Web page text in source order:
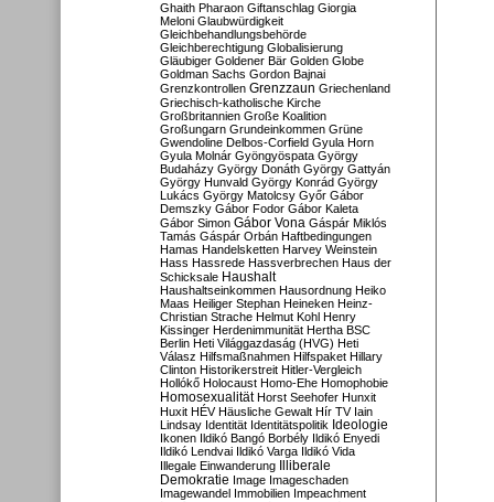
Ghaith Pharaon Giftanschlag Giorgia
Meloni Glaubwürdigkeit
Gleichbehandlungsbehörde
Gleichberechtigung Globalisierung
Gläubiger Goldener Bär Golden Globe
Goldman Sachs Gordon Bajnai
Grenzkontrollen Grenzzaun Griechenland
Griechisch-katholische Kirche
Großbritannien Große Koalition
Großungarn Grundeinkommen Grüne
Gwendoline Delbos-Corfield Gyula Horn
Gyula Molnár Gyöngyöspata György
Budaházy György Donáth György Gattyán
György Hunvald György Konrád György
Lukács György Matolcsy Győr Gábor
Demszky Gábor Fodor Gábor Kaleta
Gábor Simon Gábor Vona Gáspár Miklós
Tamás Gáspár Orbán Haftbedingungen
Hamas Handelsketten Harvey Weinstein
Hass Hassrede Hassverbrechen Haus der
Schicksale Haushalt
Haushaltseinkommen Hausordnung Heiko
Maas Heiliger Stephan Heineken Heinz-
Christian Strache Helmut Kohl Henry
Kissinger Herdenimmunität Hertha BSC
Berlin Heti Világgazdaság (HVG) Heti
Válasz Hilfsmaßnahmen Hilfspaket Hillary
Clinton Historikerstreit Hitler-Vergleich
Hollókő Holocaust Homo-Ehe Homophobie
Homosexualität Horst Seehofer Hunxit
Huxit HÉV Häusliche Gewalt Hír TV Iain
Lindsay Identität Identitätspolitik Ideologie
Ikonen Ildikó Bangó Borbély Ildikó Enyedi
Ildikó Lendvai Ildikó Varga Ildikó Vida
Illegale Einwanderung Illiberale
Demokratie Image Imageschaden
Imagewandel Immobilien Impeachment